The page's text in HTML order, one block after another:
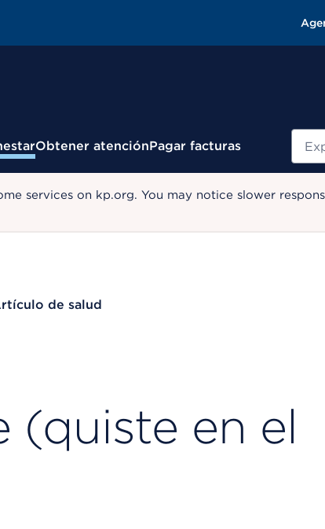
Obtener atenciónPagar facturas
services on kp.org. You may notice slower
de salud
(quiste en el